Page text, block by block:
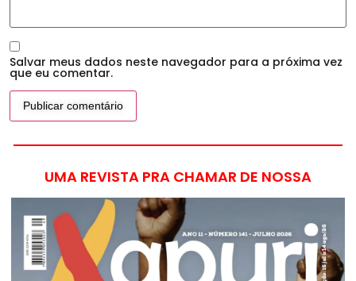
Salvar meus dados neste navegador para a próxima vez
que eu comentar.
UMA REVISTA PRA CHAMAR DE NOSSA